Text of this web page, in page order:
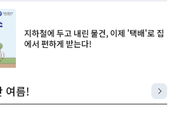
지하철에 두고 내린 물건, 이제 '택배'로 집
에서 편하게 받는다!
여름!